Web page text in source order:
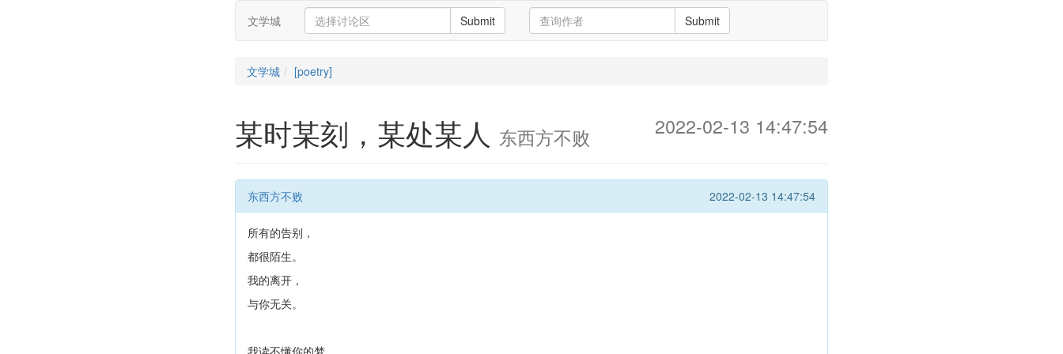
文学城 Submit Submit
文学城 [poetry]
某时某刻，某处某人 东西方不败 2022-02-13 14:47:54
东西方不败 2022-02-13 14:47:54
所有的告别，
都很陌生。
我的离开，
与你无关。
我读不懂你的梦，